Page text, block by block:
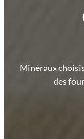
Minéraux
des